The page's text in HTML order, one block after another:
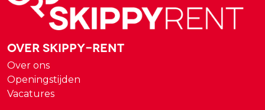
Over Skippy-rent
Over ons
Openingstijden
Vacatures